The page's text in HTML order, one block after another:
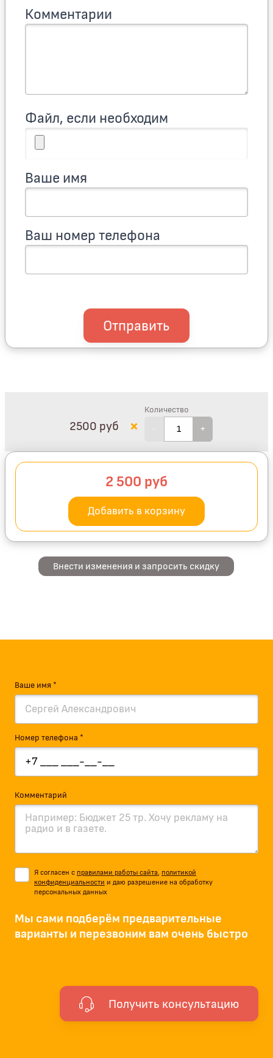
Комментарии
Файл, если необходим
Ваше имя
Ваш номер телефона
Отправить
2500 руб ×
Количество
+
2 500 руб
Добавить в корзину
Внести изменения и запросить скидку
Ваше имя *
Номер телефона *
Комментарий
Я согласен с правилами работы сайта
политикой
конфиденциальности и даю разрешение на обработку
персональных данных
Мы сами подберём предварительные
варианты и перезвоним вам очень быстро
Получить консультацию